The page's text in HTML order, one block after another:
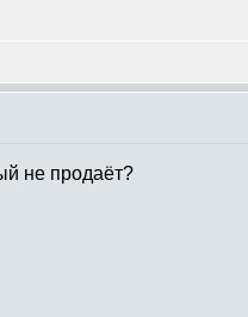
не продаёт?